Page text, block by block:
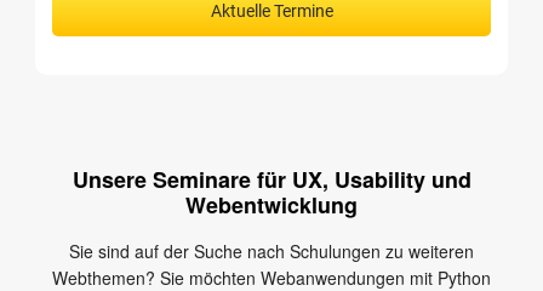
Aktuelle Termine
Unsere Seminare für UX, Usability und
Webentwicklung
Sie sind auf der Suche nach Schulungen zu weiteren
Webthemen? Sie möchten Webanwendungen mit Python